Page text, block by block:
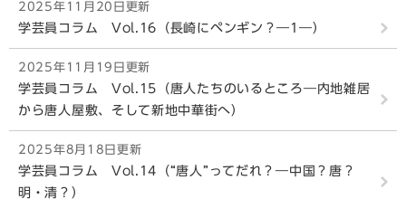
2025年11月20日更新
学芸員コラム Vol.16（長崎にペンギン？―1―）
2025年11月19日更新
学芸員コラム Vol.15（唐人たちのいるところ―内地雑居
から唐人屋敷、そして新地中華街へ）
2025年8月18日更新
学芸員コラム Vol.14（“唐人”ってだれ？―中国？唐？
明・清？）